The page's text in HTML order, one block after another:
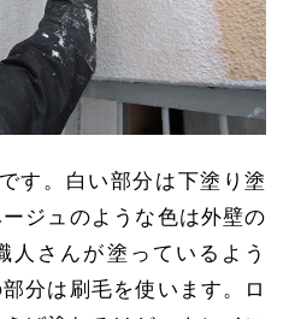
す。白い部分は下塗り塗
ジュのような色は外壁の
人さんが塗っているよう
分は刷毛を使います。ロ